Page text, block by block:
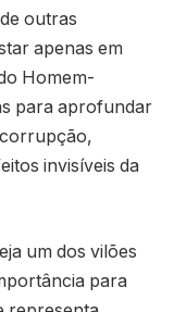
outras
apenas em
Homem-
para aprofundar
invisíveis da
um dos vilões
para